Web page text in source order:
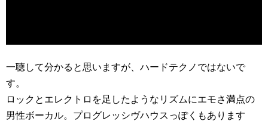
一聴して分かると思いますが、ハードテクノではないで
す。
ロックとエレクトロを足したようなリズムにエモさ満点の
男性ボーカル。プログレッシヴハウスっぽくもあります